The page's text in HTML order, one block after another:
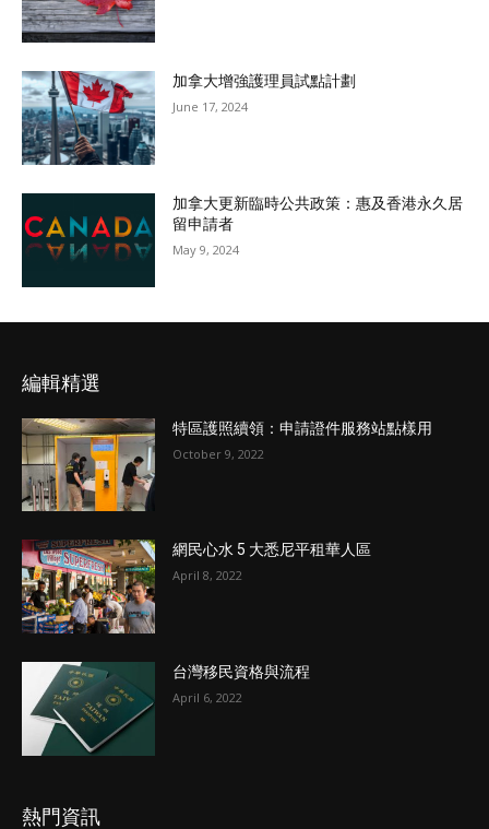
加拿大增強護理員試點計劃
June 17, 2024
加拿大更新臨時公共政策：惠及香港永久居
留申請者
May 9, 2024
編輯精選
特區護照續領：申請證件服務站點樣用
October 9, 2022
網民心水 5 大悉尼平租華人區
April 8, 2022
台灣移民資格與流程
April 6, 2022
熱門資訊